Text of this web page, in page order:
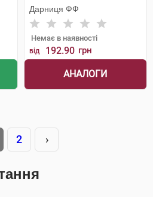
Дарниця ФФ
Немає в наявності
від 192.90 грн
АНАЛОГИ
2 ›